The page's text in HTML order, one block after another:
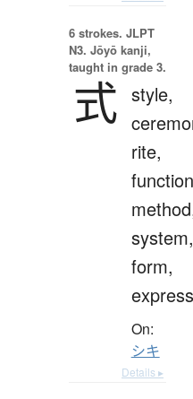
6 strokes. JLPT
N3. Jōyō kanji,
taught in grade 3.
式 style,
rite,
system,
form,
On:
シキ
Details ▸